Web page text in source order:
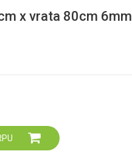
x vrata 80cm 6mm